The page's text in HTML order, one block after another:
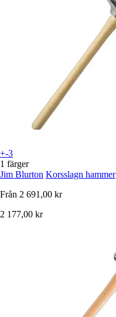
+-3
1 färger
Jim Blurton Korsslagn hammer
Från 2 691,00 kr
2 177,00 kr